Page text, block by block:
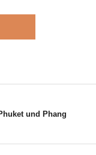
entscheidet
Dinner, das
orientiert.
mit
und Phang